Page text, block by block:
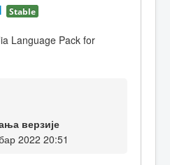
Stable
Language Pack for
верзије
2022 20:51